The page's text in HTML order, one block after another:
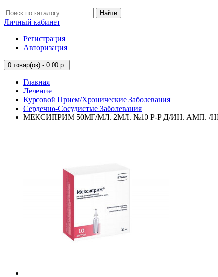
Найти
Личный кабинет
Регистрация
Авторизация
0 товар(ов) - 0.00 р.
Главная
Лечение
Курсовой Прием/Хронические Заболевания
Сердечно-Сосудистые Заболевания
МЕКСИПРИМ 50МГ/МЛ. 2МЛ. №10 Р-Р Д/ИН. АМП. /